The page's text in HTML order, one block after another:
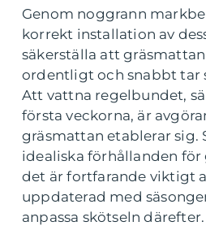
Genom noggrann
korrekt installation av
säkerställa att
ordentligt och snabbt tar
Att vattna regelbundet,
första veckorna, är
gräsmattan etablerar sig.
idealiska förhållanden för
det är fortfarande viktigt
uppdaterad med
anpassa skötseln därefter.